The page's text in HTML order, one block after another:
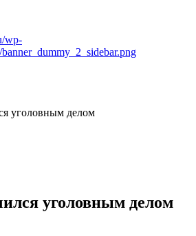
уголовным делом
уголовным делом